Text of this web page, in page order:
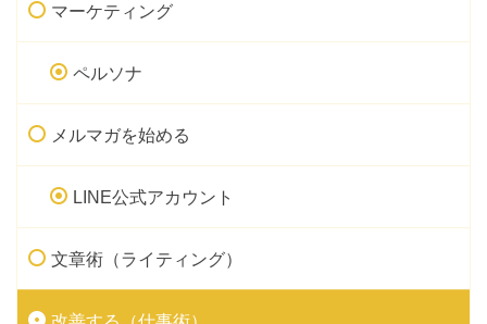
マーケティング
ペルソナ
メルマガを始める
LINE公式アカウント
文章術（ライティング）